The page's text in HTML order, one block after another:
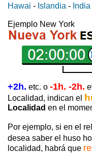
Hawai - Islandia - India
Ejemplo New York
+2h. etc. o -1h. -2h.
Localidad, indican el
Localidad en el
Por ejemplo, si en el
desea saber el huso
localidad, habrá que